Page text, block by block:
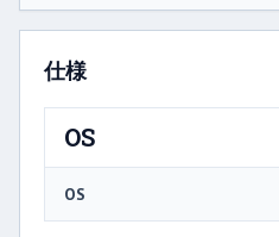
仕様
OS
OS